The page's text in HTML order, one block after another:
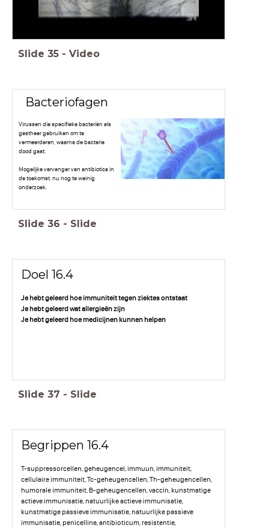
Slide 35 - Video
Bacteriofagen
Virussen die specifieke bacteriën als
gastheer gebruiken om te
vermeerderen, waarna de bacterie
dood gaat.
Mogelijke vervanger van antibiotica in
de toekomst, nu nog te weinig
onderzoek.
Slide 36 - Slide
Doel 16.4
Je hebt geleerd hoe immuniteit tegen ziektes ontstaat
Je hebt geleerd wat allergieën zijn
Je hebt geleerd hoe medicijnen kunnen helpen
Slide 37 - Slide
Begrippen 16.4
T-suppressorcellen, geheugencel, immuun, immuniteit,
cellulaire immuniteit, Tc-geheugencellen, Th-geheugencellen,
humorale immuniteit, B-geheugencellen, vaccin, kunstmatige
actieve immunisatie, natuurlijke actieve immunisatie,
kunstmatige passieve immunisatie, natuurlijke passieve
immunisatie, penicelline, antibioticum, resistentie,